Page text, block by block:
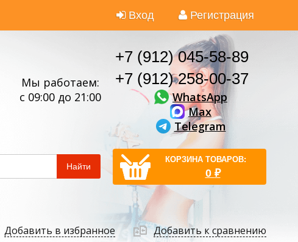
Вход Регистрация
Мы работаем:
с 09:00 до 21:00
+7 (912) 045-58-89
+7 (912) 258-00-37
WhatsApp
Max
Telegram
Найти
КОРЗИНА ТОВАРОВ:
0 ₽
Добавить в избранное Добавить к сравнению